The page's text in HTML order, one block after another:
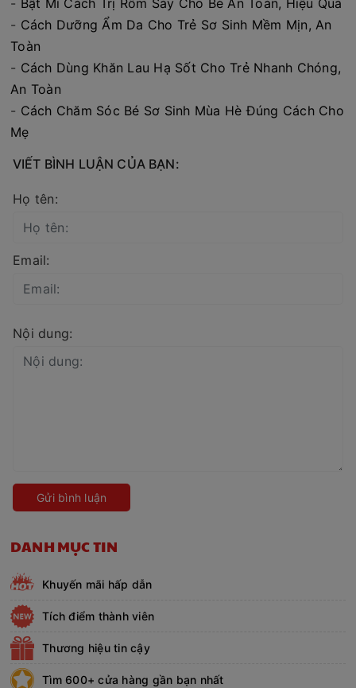
- Bật Mí Cách Trị Rôm Sảy Cho Bé An Toàn, Hiệu Quả
- Cách Dưỡng Ẩm Da Cho Trẻ Sơ Sinh Mềm Mịn, An
Toàn
- Cách Dùng Khăn Lau Hạ Sốt Cho Trẻ Nhanh Chóng,
An Toàn
- Cách Chăm Sóc Bé Sơ Sinh Mùa Hè Đúng Cách Cho
Mẹ
VIẾT BÌNH LUẬN CỦA BẠN:
Họ tên:
Email:
Nội dung:
Gửi bình luận
DANH MỤC TIN
Khuyến mãi hấp dẫn
Tích điểm thành viên
Thương hiệu tin cậy
Tìm 600+ cửa hàng gần bạn nhất